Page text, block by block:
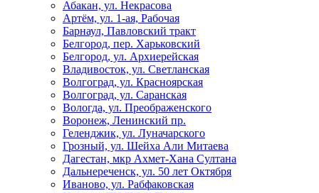
Абакан, ул. Некрасова
Артём, ул. 1-ая, Рабочая
Барнаул, Павловский тракт
Белгород, пер. Харьковский
Белгород, ул. Архиерейская
Владивосток, ул. Светланская
Волгоград, ул. Красноярская
Волгоград, ул. Саранская
Вологда, ул. Преображенского
Воронеж, Ленинский пр.
Геленджик, ул. Луначарского
Грозный, ул. Шейха Али Митаева
Дагестан, мкр Ахмет-Хана Султана
Дальнереченск, ул. 50 лет Октября
Иваново, ул. Рабфаковская